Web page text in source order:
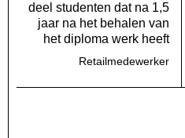
deel studenten dat na 1,5
jaar na het behalen van
het diploma werk heeft
Retailmedewerker